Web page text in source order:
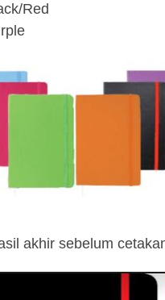
Red
akhir sebelum